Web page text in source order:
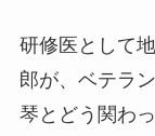
研修医として
郎が、ベテラ
琴とどう関わ